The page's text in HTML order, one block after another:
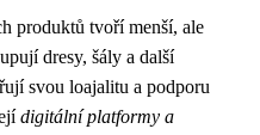
produktů tvoří menší, ale
dresy, šály a další
svou loajalitu a podporu
digitální platformy a